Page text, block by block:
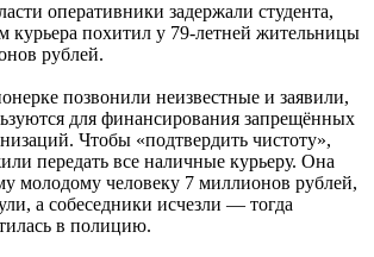
оперативники задержали студента,
курьера похитил у 79-летней жительницы
рублей.
позвонили неизвестные и заявили,
для финансирования запрещённых
Чтобы «подтвердить чистоту»,
передать все наличные курьеру. Она
молодому человеку 7 миллионов рублей,
а собеседники исчезли — тогда
в полицию.